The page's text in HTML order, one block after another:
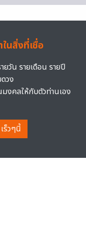
นสิ่งที่เชื่อ
ยวัน รายเดือน รายปี
วง
งคลให้กับตัวท่านเอง
ร็วๆนี้